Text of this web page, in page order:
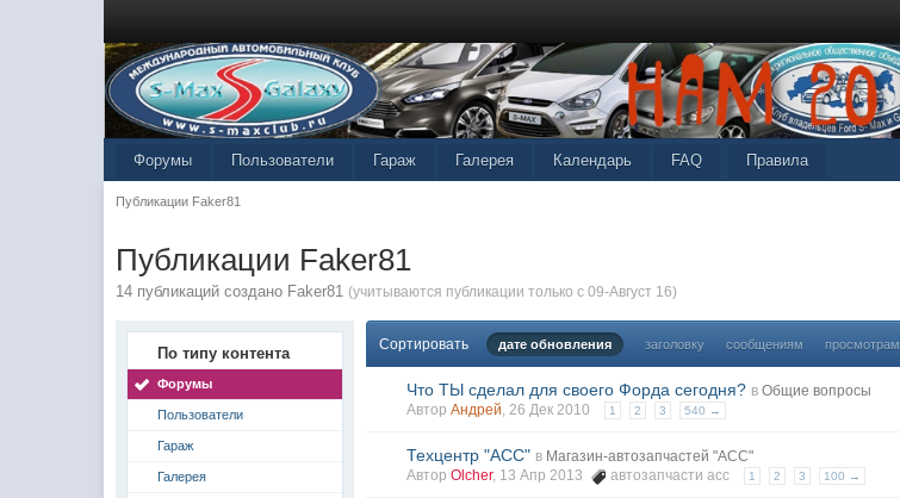
FAQ Правила
Форумы Пользователи Гараж Галерея Календарь
Публикации Faker81
Публикации Faker81
14 публикаций создано Faker81 (учитываются публикации только с 09-Август 16)
По типу контента
Форумы
Пользователи
Гараж
Галерея
Сортировать дате обновления заголовку сообщениям просмотрам
Что ТЫ сделал для своего Форда сегодня? в Общие вопросы
АвторАндрей, 26 Дек 2010 1 2 3 540 →
Техцентр "АСС" в Магазин-автозапчастей "АСС"
АвторOlcher, 13 Апр 2013 автозапчасти асс 1 2 3 100 →